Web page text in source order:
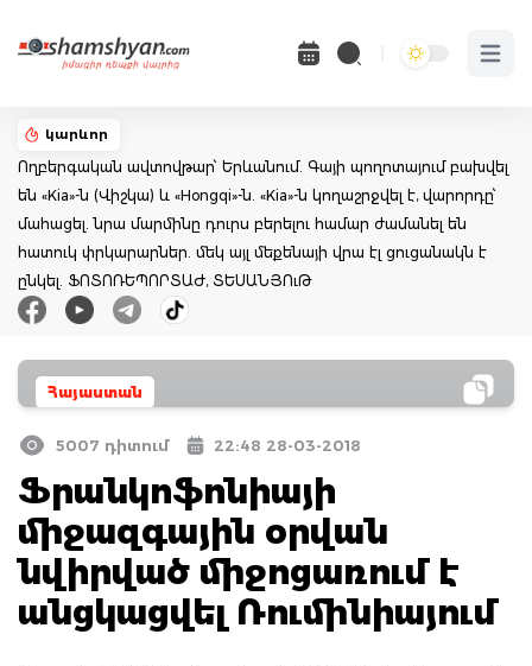
Open
կարևոր
Ողբերգական ավտովթար՝ Երևանում. Գայի պողոտայում բախվել
են «Kia»-ն (Վիշկա) և «Hongqi»-ն. «Kia»-ն կողաշրջվել է, վարորդը՝
մահացել. նրա մարմինը դուրս բերելու համար ժամանել են
հատուկ փրկարարներ. մեկ այլ մեքենայի վրա էլ ցուցանակն է
ընկել. ՖՈՏՈՌԵՊՈՐՏԱԺ, ՏԵՍԱՆՅՈւԹ
Հայաստան
5007 դիտում 22:48 28-03-2018
Ֆրանկոֆոնիայի
միջազգային օրվան
նվիրված միջոցառում է
անցկացվել Ռումինիայում